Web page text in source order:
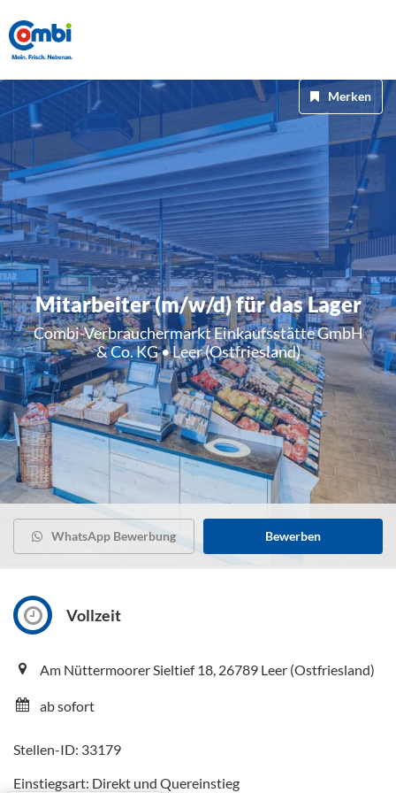
Mitarbeiter (m/w/d) für das Lager
Combi-Verbrauchermarkt Einkaufsstätte GmbH
& Co. KG • Leer (Ostfriesland)
Merken
WhatsApp Bewerbung Bewerben
Vollzeit
Am Nüttermoorer Sieltief 18, 26789 Leer (Ostfriesland)
ab sofort
Stellen-ID: 33179
Einstiegsart: Direkt und Quereinstieg